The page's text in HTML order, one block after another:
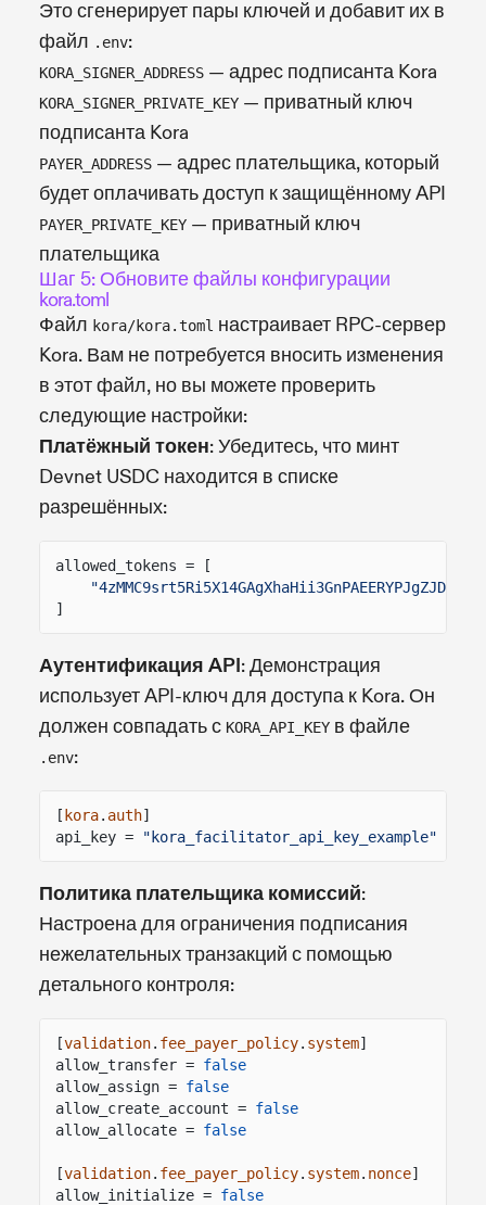
Это сгенерирует пары ключей и добавит их в
файл .env:
KORA_SIGNER_ADDRESS — адрес подписанта Kora
KORA_SIGNER_PRIVATE_KEY — приватный ключ
подписанта Kora
PAYER_ADDRESS — адрес плательщика, который
будет оплачивать доступ к защищённому API
PAYER_PRIVATE_KEY — приватный ключ
плательщика
Шаг 5: Обновите файлы конфигурации
kora.toml
Файл kora/kora.toml настраивает RPC-сервер
Kora. Вам не потребуется вносить изменения
в этот файл, но вы можете проверить
следующие настройки:
Платёжный токен: Убедитесь, что минт
Devnet USDC находится в списке
разрешённых:
allowed_tokens = [
]
Аутентификация API: Демонстрация
использует API-ключ для доступа к Kora. Он
должен совпадать с KORA_API_KEY в файле
.env:
[ kora. auth]
api_key =
"kora_facilitator_api_key_example"
Политика плательщика комиссий:
Настроена для ограничения подписания
нежелательных транзакций с помощью
детального контроля:
[validation. fee_payer_policy. system]
allow_transfer = false
allow_assign = false
allow_create_account = false
allow_allocate = false
[validation. fee_payer_policy. system. nonce]
allow_initialize = false